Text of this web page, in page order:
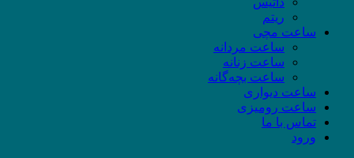
ریتم
ساعت مچی
ساعت مردانه
ساعت زنانه
ساعت بچه‌گانه
ساعت دیواری
ساعت رومیزی
تماس با ما
ورود